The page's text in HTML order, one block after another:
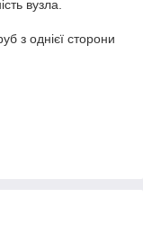
вузла.
з однієї сторони